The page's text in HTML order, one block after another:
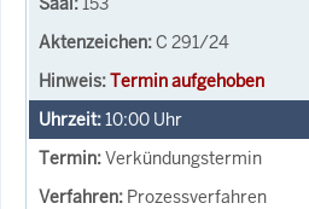
C 291/24
Termin aufgehoben
10:00 Uhr
Verkündungstermin
Prozessverfahren